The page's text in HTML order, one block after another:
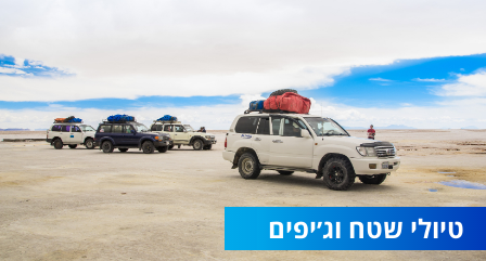
טיולי שטח וג׳יפים